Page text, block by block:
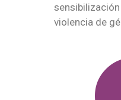
violencia de